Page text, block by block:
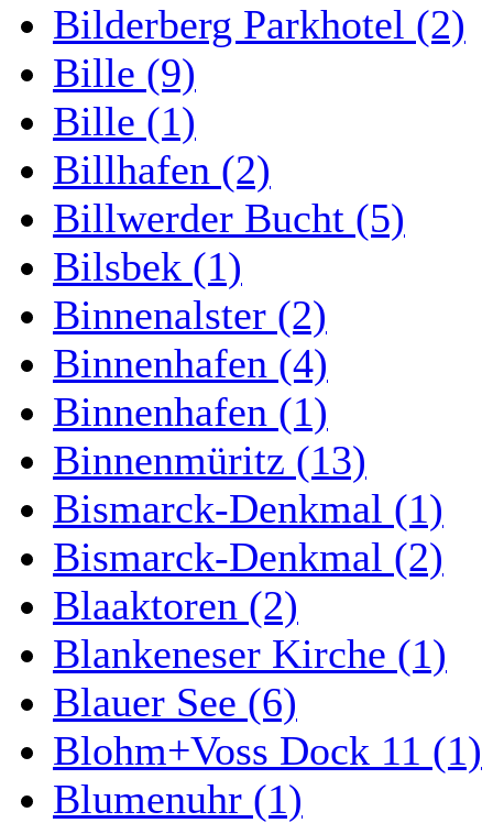
Bilderberg Parkhotel (2)
Bille (9)
Bille (1)
Billhafen (2)
Billwerder Bucht (5)
Bilsbek (1)
Binnenalster (2)
Binnenhafen (4)
Binnenhafen (1)
Binnenmüritz (13)
Bismarck-Denkmal (1)
Bismarck-Denkmal (2)
Blaaktoren (2)
Blankeneser Kirche (1)
Blauer See (6)
Blohm+Voss Dock 11 (1)
Blumenuhr (1)